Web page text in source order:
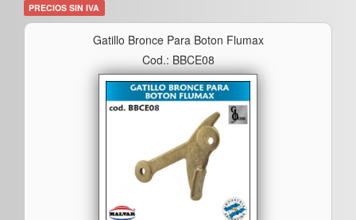
PRECIOS SIN IVA
Gatillo Bronce Para Boton Flumax
Cod.: BBCE08